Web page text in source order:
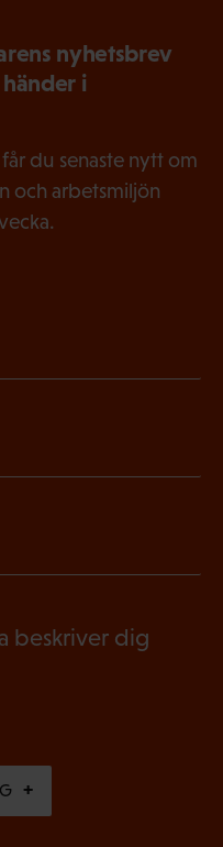
nyhetsbrev
i
du senaste nytt om
och arbetsmiljön
beskriver dig